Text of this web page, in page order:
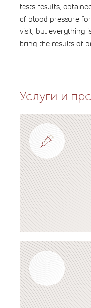
tests results,
of blood pressure
visit, but everything
bring the results of
Услуги и
Подробнее о